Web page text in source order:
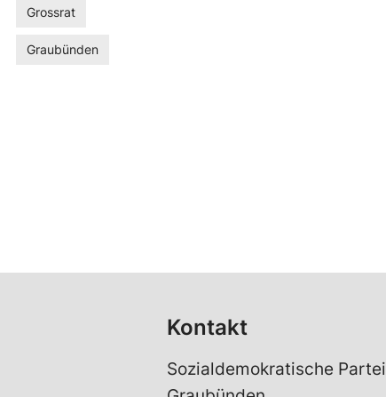
Grossrat
Graubünden
Kontakt
Sozialdemokratische Partei